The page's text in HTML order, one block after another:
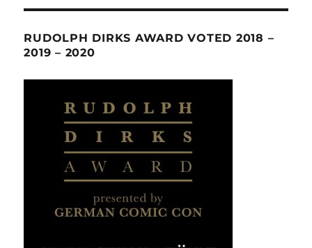
RUDOLPH DIRKS AWARD VOTED 2018 –
2019 – 2020